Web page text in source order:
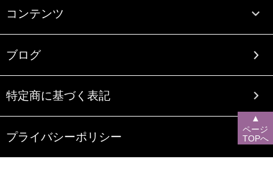
コンテンツ
ブログ
特定商に基づく表記
プライバシーポリシー
▲
ページ
TOPへ